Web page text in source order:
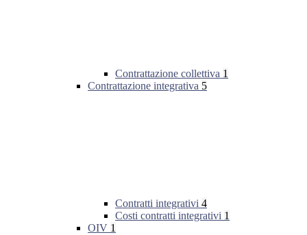
Contrattazione collettiva 1
Contrattazione integrativa 5
Contratti integrativi 4
Costi contratti integrativi 1
OIV 1